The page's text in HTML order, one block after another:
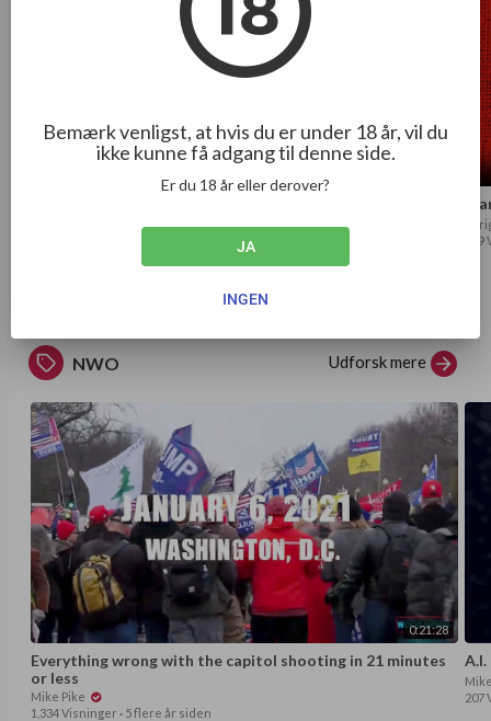
Bemærk venligst, at hvis du er under 18 år, vil du
ikke kunne få adgang til denne side.
Er du 18 år eller derover?
JA
INGEN
NWO Udforsk mere
0:21:28
Everything wrong with the capitol shooting in 21 minutes
or less
Mike Pike
1,334 Visninger · 5 flere år siden
207